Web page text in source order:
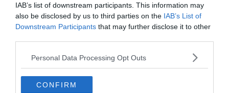
IAB’s list of downstream participants. This information may
also be disclosed by us to third parties on the IAB’s List of
Downstream Participants that may further disclose it to other
Personal Data Processing Opt Outs
CONFIRM
Al Druso arriva la Samp: per il Südtirol